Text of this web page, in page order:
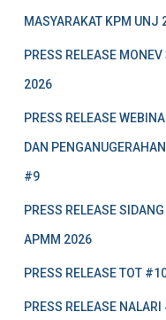
MASYARAKAT KPM UNJ
PRESS RELEASE
2026
PRESS RELEASE
DAN
#9
PRESS RELEASE
APMM 2026
PRESS RELEASE TOT
PRESS RELEASE